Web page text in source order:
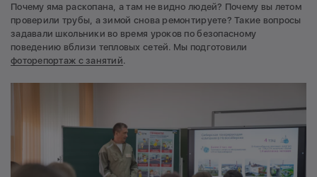
Почему яма раскопана, а там не видно людей? Почему вы летом
проверили трубы, а зимой снова ремонтируете? Такие вопросы
задавали школьники во время уроков по безопасному
поведению вблизи тепловых сетей. Мы подготовили
фоторепортаж с занятий.